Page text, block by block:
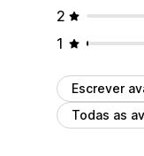
2
1
Escrever
Todas as